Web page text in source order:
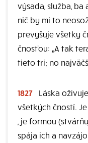
výsada, služba, ba
nič by mi to
prevyšuje všetky
čnosťou: „A tak
tieto tri; no
1827
Láska
všetkých čností.
, je formou
spája ich a